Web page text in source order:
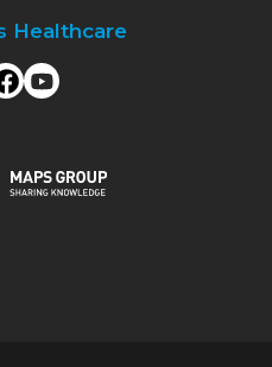
Healthcare